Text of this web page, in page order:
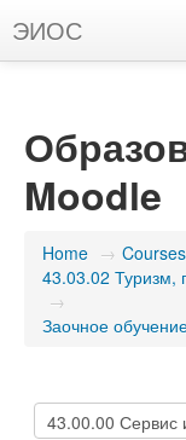
ЭИОС
Moodle
Home → Courses
43.03.02 Туризм,
→
Заочное